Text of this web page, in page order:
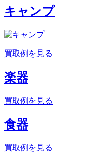
キャンプ
買取例を見る
楽器
買取例を見る
食器
買取例を見る